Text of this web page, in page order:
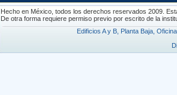
Hecho en México, todos los derechos reservados 2009.
De otra forma requiere permiso previo por escrito de la
Edificios A y B, Planta Baja,